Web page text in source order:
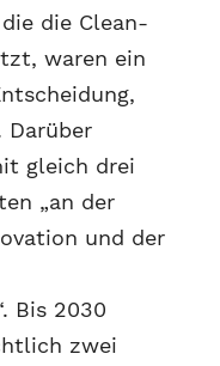
die Clean-
waren ein
Darüber
gleich drei
„an der
und der
Bis 2030
zwei